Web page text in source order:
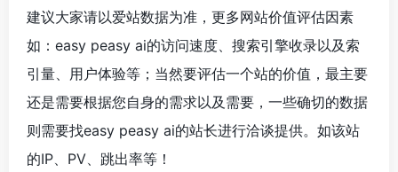
建议大家请以爱站数据为准，更多网站价值评估因素
如：easy peasy ai的访问速度、搜索引擎收录以及索
引量、用户体验等；当然要评估一个站的价值，最主要
还是需要根据您自身的需求以及需要，一些确切的数据
则需要找easy peasy ai的站长进行洽谈提供。如该站
的IP、PV、跳出率等！